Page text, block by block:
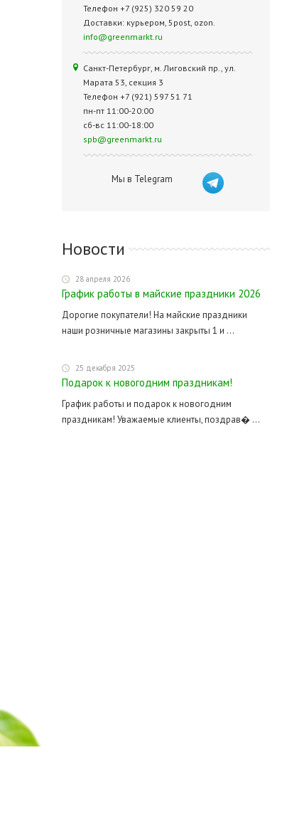
Телефон +7 (925) 320 59 20
Доставки: курьером, 5post, ozon.
info@greenmarkt.ru
Санкт-Петербург, м. Лиговский пр., ул.
Марата 53, секция 3
Телефон +7 (921) 597 51 71
пн-пт 11:00-20:00
сб-вс 11:00-18:00
spb@greenmarkt.ru
Мы в Telegram
Новости
28 апреля 2026
График работы в майские праздники 2026
Дорогие покупатели! На майские праздники
наши розничные магазины закрыты 1 и ...
25 декабря 2025
Подарок к новогодним праздникам!
График работы и подарок к новогодним
праздникам! Уважаемые клиенты, поздрав� ...